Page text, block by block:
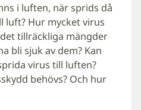
i luften, när sprids då
Hur mycket virus
tillräckliga mängder
bli sjuk av dem? Kan
virus till luften?
behövs? Och hur